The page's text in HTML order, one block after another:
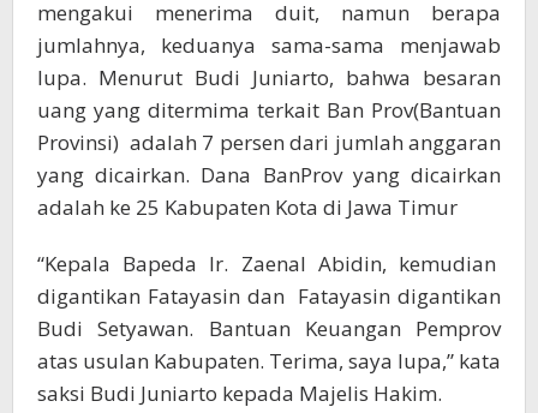
mengakui menerima duit, namun berapa
jumlahnya, keduanya sama-sama menjawab
lupa. Menurut Budi Juniarto, bahwa besaran
uang yang ditermima terkait Ban Prov(Bantuan
Provinsi) adalah 7 persen dari jumlah anggaran
yang dicairkan. Dana BanProv yang dicairkan
adalah ke 25 Kabupaten Kota di Jawa Timur
“Kepala Bapeda Ir. Zaenal Abidin, kemudian
digantikan Fatayasin dan Fatayasin digantikan
Budi Setyawan. Bantuan Keuangan Pemprov
atas usulan Kabupaten. Terima, saya lupa,” kata
saksi Budi Juniarto kepada Majelis Hakim.